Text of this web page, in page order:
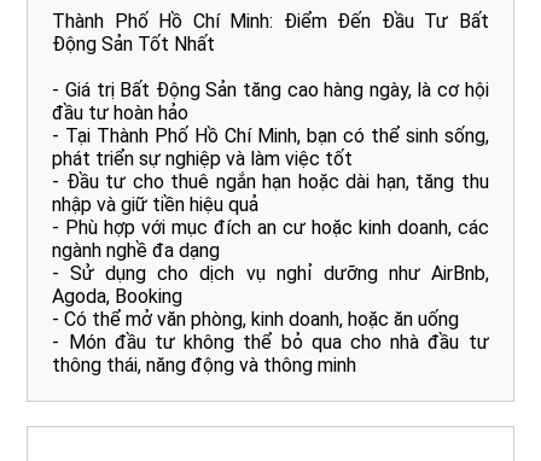
Thành Phố Hồ Chí Minh: Điểm Đến Đầu Tư Bất
Động Sản Tốt Nhất
- Giá trị Bất Động Sản tăng cao hàng ngày, là cơ hội
đầu tư hoàn hảo
- Tại Thành Phố Hồ Chí Minh, bạn có thể sinh sống,
phát triển sự nghiệp và làm việc tốt
- Đầu tư cho thuê ngắn hạn hoặc dài hạn, tăng thu
nhập và giữ tiền hiệu quả
- Phù hợp với mục đích an cư hoặc kinh doanh, các
ngành nghề đa dạng
- Sử dụng cho dịch vụ nghỉ dưỡng như AirBnb,
Agoda, Booking
- Có thể mở văn phòng, kinh doanh, hoặc ăn uống
- Món đầu tư không thể bỏ qua cho nhà đầu tư
thông thái, năng động và thông minh